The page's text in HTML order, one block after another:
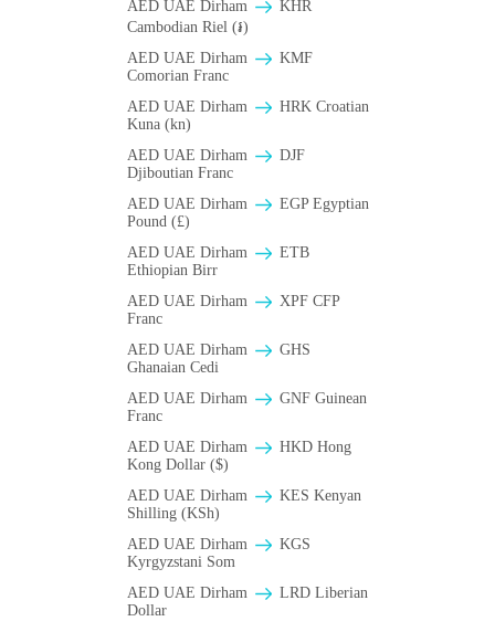
AED UAE Dirham
KHR
Cambodian Riel (៛)
AED UAE Dirham
KMF
Comorian Franc
AED UAE Dirham
HRK Croatian
Kuna (kn)
AED UAE Dirham
DJF
Djiboutian Franc
AED UAE Dirham
EGP Egyptian
Pound (£)
AED UAE Dirham
ETB
Ethiopian Birr
AED UAE Dirham
XPF CFP
Franc
AED UAE Dirham
GHS
Ghanaian Cedi
AED UAE Dirham
GNF Guinean
Franc
AED UAE Dirham
HKD Hong
Kong Dollar ($)
AED UAE Dirham
KES Kenyan
Shilling (KSh)
AED UAE Dirham
KGS
Kyrgyzstani Som
AED UAE Dirham
LRD Liberian
Dollar